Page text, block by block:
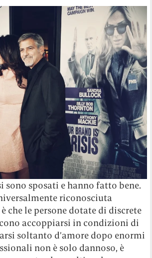
sono sposati e hanno fatto bene.
riconosciuta
che le persone dotate di discrete
accoppiarsi in condizioni di
soltanto d’amore dopo enormi
non è solo dannoso, è